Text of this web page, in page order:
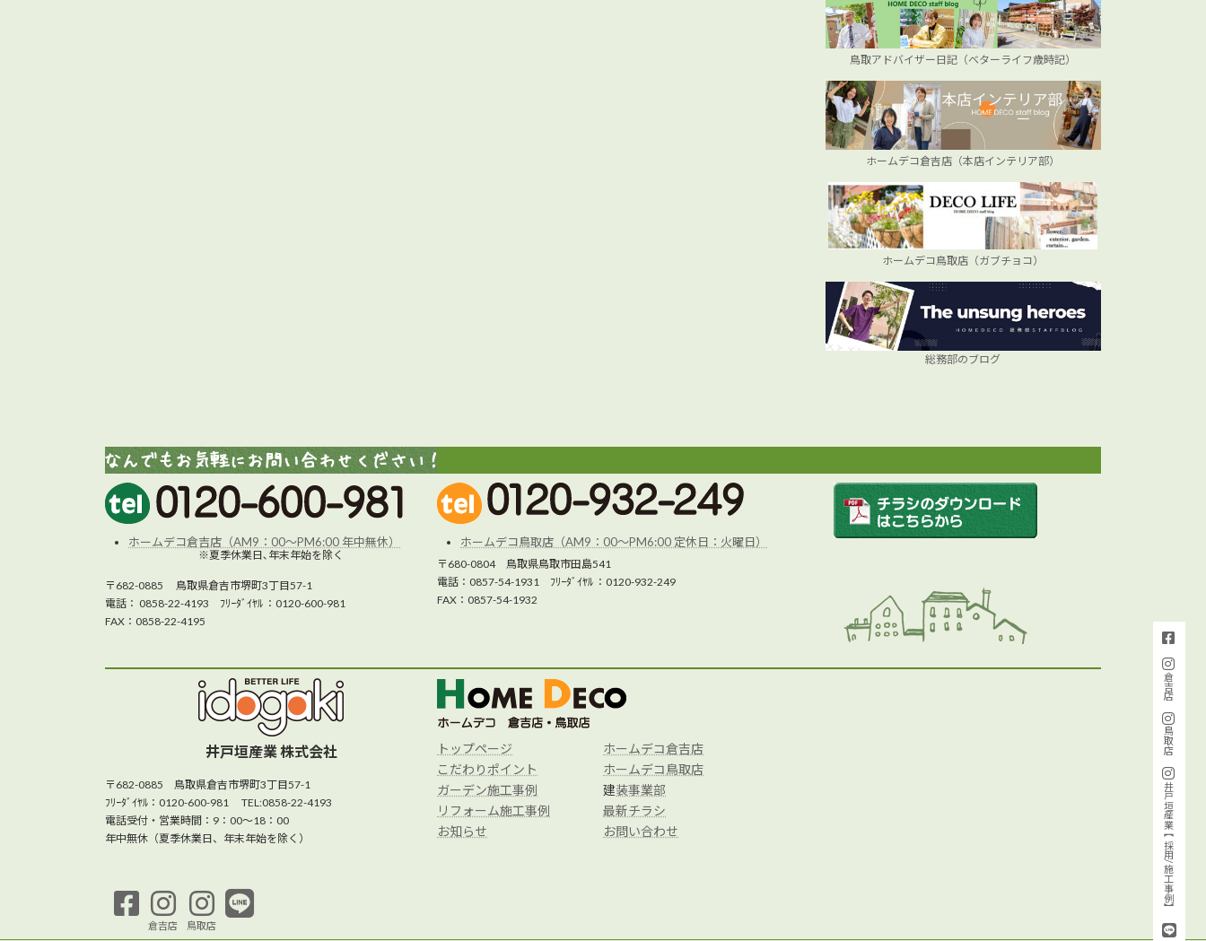
鳥取アドバイザー日記（ベターライフ歳時記）
ホームデコ倉吉店（本店インテリア部）
ホームデコ鳥取店（ガブチョコ）
総務部のブログ
ホームデコ倉吉店（AM9：00～PM6:00 年中無休）
※夏季休業日､年末年始を除く
〒682-0885 鳥取県倉吉市堺町3丁目57-1
電話： 0858-22-4193 ﾌﾘｰﾀﾞｲﾔﾙ ：0120-600-981
FAX：0858-22-4195
ホームデコ鳥取店（AM9：00～PM6:00 定休日：火曜日）
〒680-0804 鳥取県鳥取市田島541
電話：0857-54-1931 ﾌﾘｰﾀﾞｲﾔﾙ ：0120-932-249
FAX：0857-54-1932
井戸垣産業 株式会社
〒682-0885 鳥取県倉吉市堺町3丁目57-1
ﾌﾘｰﾀﾞｲﾔﾙ：0120-600-981 TEL:0858-22-4193
電話受付・営業時間：9：00～18：00
年中無休（夏季休業日、年末年始を除く）
トップページ
こだわりポイント
ガーデン施工事例
リフォーム施工事例
お知らせ
ホームデコ倉吉店
ホームデコ鳥取店
建装事業部
最新チラシ
お問い合わせ
倉吉店 鳥取店
倉吉店
鳥取店
井戸垣産業【採用/施工事例】